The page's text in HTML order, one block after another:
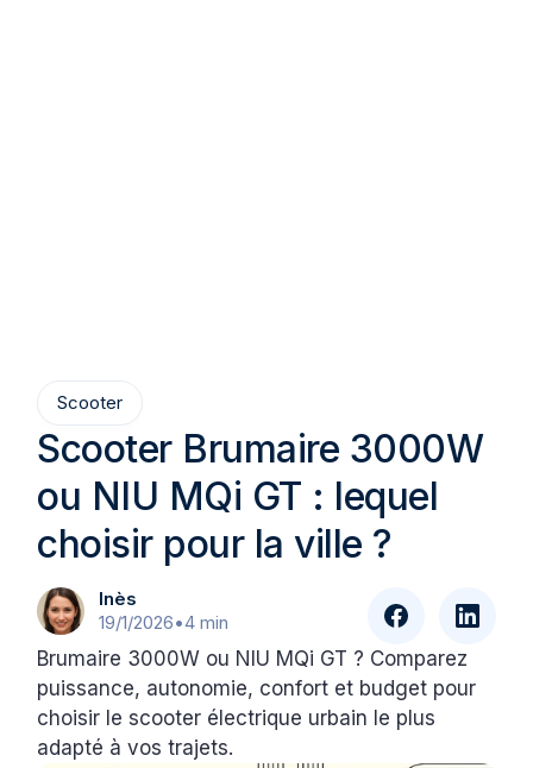
Scooter
Scooter Brumaire 3000W
ou NIU MQi GT : lequel
choisir pour la ville ?
Inès
19/1/2026•4 min
Brumaire 3000W ou NIU MQi GT ? Comparez
puissance, autonomie, confort et budget pour
choisir le scooter électrique urbain le plus
adapté à vos trajets.